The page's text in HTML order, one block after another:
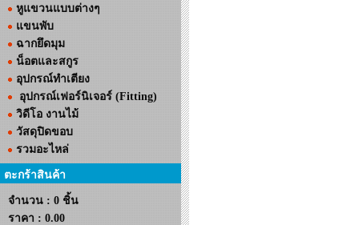
หูแขวนแบบต่างๆ
แขนพับ
ฉากยึดมุม
น็อตและสกูร
อุปกรณ์ทำเตียง
อุปกรณ์เฟอร์นิเจอร์ (Fitting)
วิดีโอ งานไม้
วัสดุปิดขอบ
รวมอะไหล่
ตะกร้าสินค้า
จำนวน : 0 ชิ้น
ราคา : 0.00